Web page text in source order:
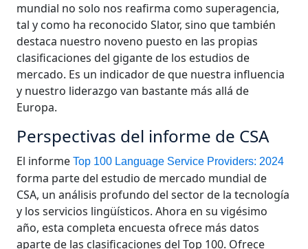
mundial no solo nos reafirma como superagencia,
tal y como ha reconocido Slator, sino que también
destaca nuestro noveno puesto en las propias
clasificaciones del gigante de los estudios de
mercado. Es un indicador de que nuestra influencia
y nuestro liderazgo van bastante más allá de
Europa.
Perspectivas del informe de CSA
El informe Top 100 Language Service Providers: 2024
forma parte del estudio de mercado mundial de
CSA, un análisis profundo del sector de la tecnología
y los servicios lingüísticos. Ahora en su vigésimo
año, esta completa encuesta ofrece más datos
aparte de las clasificaciones del Top 100. Ofrece